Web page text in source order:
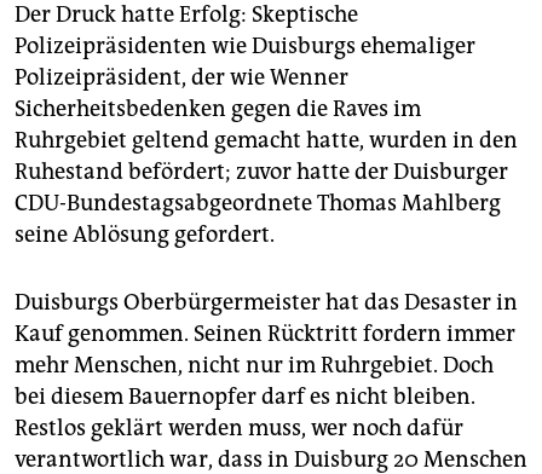
Der Druck hatte Erfolg: Skeptische
Polizeipräsidenten wie Duisburgs ehemaliger
Polizeipräsident, der wie Wenner
Sicherheitsbedenken gegen die Raves im
Ruhrgebiet geltend gemacht hatte, wurden in den
Ruhestand befördert; zuvor hatte der Duisburger
CDU-Bundestagsabgeordnete Thomas Mahlberg
seine Ablösung gefordert.
Duisburgs Oberbürgermeister hat das Desaster in
Kauf genommen. Seinen Rücktritt fordern immer
mehr Menschen, nicht nur im Ruhrgebiet. Doch
bei diesem Bauernopfer darf es nicht bleiben.
Restlos geklärt werden muss, wer noch dafür
verantwortlich war, dass in Duisburg 20 Menschen